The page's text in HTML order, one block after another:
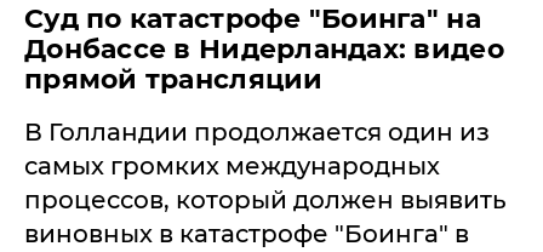
Суд по катастрофе "Боинга" на
Донбассе в Нидерландах: видео
прямой трансляции
​В Голландии продолжается один из
самых громких международных
процессов, который должен выявить
виновных в катастрофе "Боинга" в